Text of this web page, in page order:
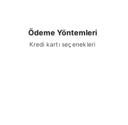
Ödeme Yöntemleri
Kredi kartı seçenekleri